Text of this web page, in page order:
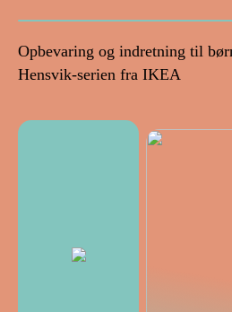
Opbevaring og indretning til
Hensvik-serien fra IKEA